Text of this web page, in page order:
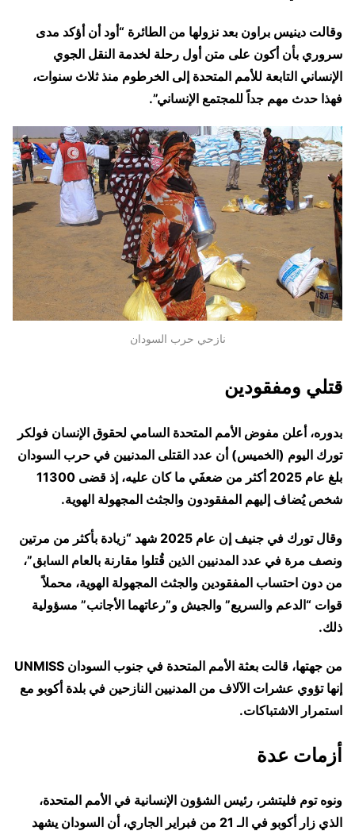
وقالت دينيس براون بعد نزولها من الطائرة “أود أن أؤكد مدى
سروري بأن أكون على متن أول رحلة لخدمة النقل الجوي
الإنساني التابعة للأمم المتحدة إلى الخرطوم منذ ثلاث سنوات،
فهذا حدث مهم جداً للمجتمع الإنساني”.
نازحي حرب السودان
قتلي ومفقودين
بدوره، أعلن مفوض الأمم المتحدة السامي لحقوق الإنسان فولكر
تورك اليوم (الخميس) أن عدد القتلى المدنيين في حرب السودان
بلغ عام 2025 أكثر من ضعفَي ما كان عليه، إذ قضى 11300
شخص يُضاف إليهم المفقودون والجثث المجهولة الهوية.
وقال تورك في جنيف إن عام 2025 شهد “زيادة بأكثر من مرتين
ونصف مرة في عدد المدنيين الذين قُتلوا مقارنة بالعام السابق”،
من دون احتساب المفقودين والجثث المجهولة الهوية، محملاً
قوات “الدعم والسريع” والجيش و”رعاتهما الأجانب” مسؤولية
ذلك.
من جهتها، قالت بعثة الأمم المتحدة في جنوب السودان UNMISS
إنها تؤوي عشرات الآلاف من المدنيين النازحين في بلدة أكوبو مع
استمرار الاشتباكات.
أزمات عدة
ونوه توم فليتشر، رئيس الشؤون الإنسانية في الأمم المتحدة،
الذي زار أكوبو في الـ 21 من فبراير الجاري، أن السودان يشهد